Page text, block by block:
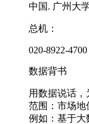
中国. 广州大
总机：
020-8922-4700
数据背书
用数据说话，
范围：市场地
例如：基于大